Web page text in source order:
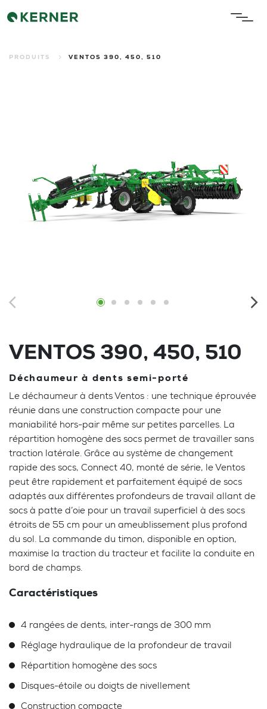
PRODUITS VENTOS 390, 450, 510
VENTOS 390, 450, 510
Déchaumeur à dents semi-porté
Le déchaumeur à dents Ventos : une technique éprouvée
réunie dans une construction compacte pour une
maniabilité hors-pair même sur petites parcelles. La
répartition homogène des socs permet de travailler sans
traction latérale. Grâce au système de changement
rapide des socs, Connect 40, monté de série, le Ventos
peut être rapidement et parfaitement équipé de socs
adaptés aux différentes profondeurs de travail allant de
socs à patte d’oie pour un travail superficiel à des socs
étroits de 55 cm pour un ameublissement plus profond
du sol. La commande du timon, disponible en option,
maximise la traction du tracteur et facilite la conduite en
bord de champs.
Caractéristiques
4 rangées de dents, inter-rangs de 300 mm
Réglage hydraulique de la profondeur de travail
Répartition homogène des socs
Disques-étoile ou doigts de nivellement
Construction compacte